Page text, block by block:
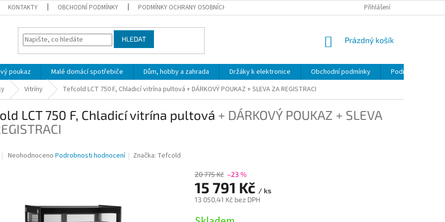
KONTAKTY OBCHODNÍ PODMÍNKY PODMÍNKY OCHRANY OSOBNÍCH ÚDAJŮ Přihlášení
HLEDAT
NÁKUPNÍ
Prázdný košík
poukaz Malé domácí spotřebiče Dům, hobby a zahrada Držáky k elektronice Obchodní podmínky
Podmínky
Vitríny Tefcold LCT 750 F, Chladicí vitrína pultová + DÁRKOVÝ POUKAZ + SLEVA ZA REGISTRACI
LCT 750 F, Chladicí vitrína pultová + DÁRKOVÝ POUKAZ + SLEVA
Průměrné
Neohodnoceno Podrobnosti hodnocení Značka: Tefcold
20 775 Kč –23 %
15 791 Kč / ks
13 050,41 Kč bez DPH